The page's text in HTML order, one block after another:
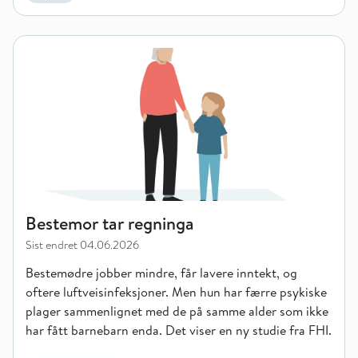
Bestemor tar regninga
Bestemor tar regninga
Sist endret 04.06.2026
Bestemødre jobber mindre, får lavere inntekt, og
oftere luftveisinfeksjoner. Men hun har færre psykiske
plager sammenlignet med de på samme alder som ikke
har fått barnebarn enda. Det viser en ny studie fra FHI.